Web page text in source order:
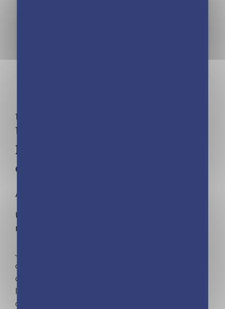
1,2,3…Princesses !
Une, deux, trois Princesses –
La bague magique – Nouvelle
édition
À partir de 4 ans
Une, deux, trois… Princesses : une formule
magique et un royaume enchanté !
Jade, Léa et Manon rêvent d'une bague en
diamant… Où pourraient-elles en trouver une si
ce n'est au royaume des princesses ? Mais
lorsque la reine leur montre sa merveilleuse
collection de bijoux, elles découvrent qu'une